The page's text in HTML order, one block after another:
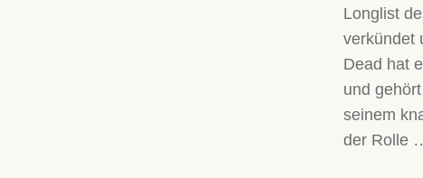
Longlist
verkündet
Dead hat
und
seinem
der Rolle